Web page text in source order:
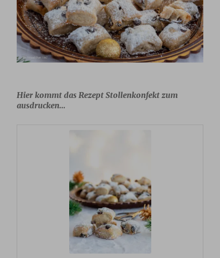
Hier kommt das Rezept Stollenkonfekt zum
ausdrucken…